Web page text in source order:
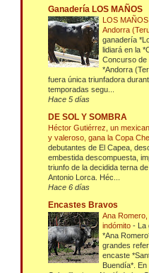
Ganadería LOS MAÑOS
LOS
Andorra
ganadería
lidiará en la
Concurso de
*Andorra
fuera única triunfadora
temporadas segu...
Hace 5 días
DE SOL Y SOMBRA
Héctor Gutiérrez, un
y valeroso, gana la Copa
debutantes de El Capea,
embestida descompuesta,
triunfo de la decidida terna
Antonio Lorca. Héc...
Hace 6 días
Encastes Bravos
Ana
indómito- La
*Ana
grandes
encaste
Buendía*.